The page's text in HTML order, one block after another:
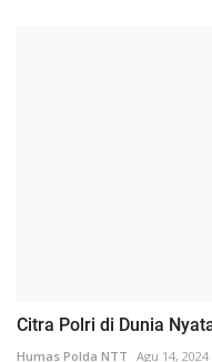
Citra Polri di Dunia
Humas Polda NTT Agu 14, 2024